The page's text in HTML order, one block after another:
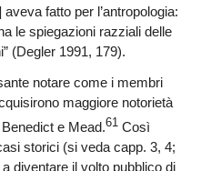
fatto per l’antropologia:
le spiegazioni razziali delle
(Degler 1991, 179).
notare come i membri
maggiore notorietà
e Mead.61Così
storici (si veda capp. 3, 4;
diventare il volto pubblico di